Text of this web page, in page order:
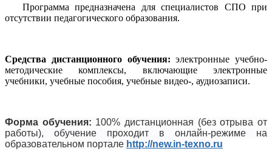
Программа предназначена для специалистов СПО при
отсутствии педагогического образования.
Средства дистанционного обучения: электронные учебно-
методические комплексы, включающие электронные
учебники, учебные пособия, учебные видео-, аудиозаписи.
Форма обучения: 100% дистанционная (без отрыва от
работы), обучение проходит в онлайн-режиме на
образовательном портале http://new.in-texno.ru